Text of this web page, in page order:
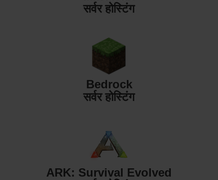
सर्वर होस्टिंग
Bedrock
सर्वर होस्टिंग
ARK: Survival Evolved